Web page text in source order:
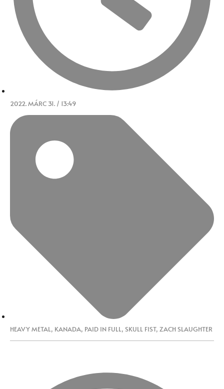
2022. MÁRC 31. / 13:49
HEAVY METAL, KANADA, PAID IN FULL, SKULL FIST, ZACH SLAUGHTER